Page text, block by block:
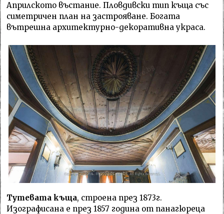
Априлското въстание. Пловдивски тип къща със
симетричен план на застрояване. Богата
вътрешна архитектурно-декоративна украса.
Тутевата къща, строена през 1873г.
Изографисана е през 1857 година от панагюреца